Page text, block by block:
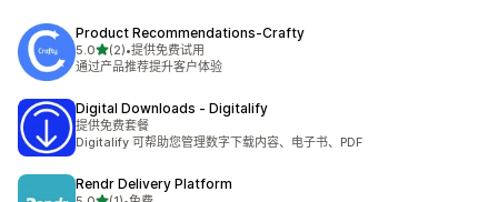
Product Recommendations‑Crafty
5.0星（满分 5 星）
(2)
总共 2 条评论
•提供免费试用
通过产品推荐提升客户体验
Digital Downloads ‑ Digitalify
提供免费套餐
Digitalify 可帮助您管理数字下载内容、电子书、PDF
Rendr Delivery Platform